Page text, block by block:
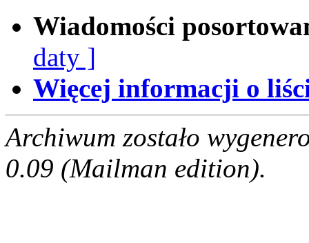
Wiadomości
daty ]
Więcej informacji o
Archiwum zostało
0.09 (Mailman edition).